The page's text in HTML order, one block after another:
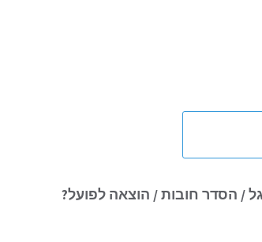
/ הסדר חובות / הוצאה לפועל?